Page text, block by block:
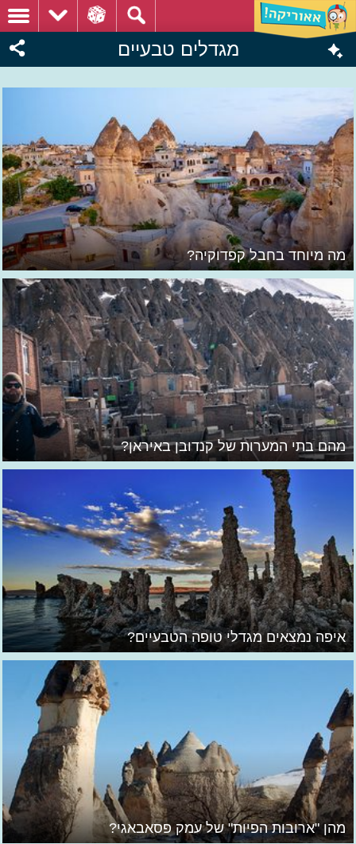
מגדלים טבעיים
מה מיוחד בחבל קפדוקיה?
מהם בתי המערות של קנדובן באיראן?
איפה נמצאים מגדלי טופה הטבעיים?
מהן "ארובות הפיות" של עמק פסאבאגי?